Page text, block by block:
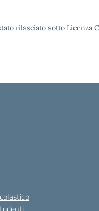
rilasciato sotto Licenza